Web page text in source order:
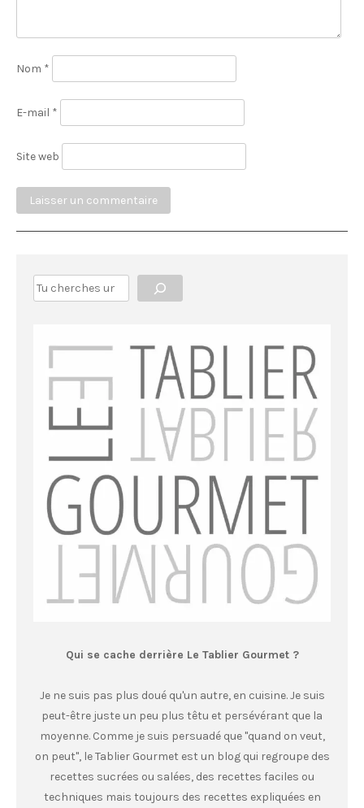
Nom *
E-mail *
Site web
Qui se cache derrière Le Tablier Gourmet ?
Je ne suis pas plus doué qu'un autre, en cuisine. Je suis
peut-être juste un peu plus têtu et persévérant que la
moyenne. Comme je suis persuadé que "quand on veut,
on peut", le Tablier Gourmet est un blog qui regroupe des
recettes sucrées ou salées, des recettes faciles ou
techniques mais toujours des recettes expliquées en